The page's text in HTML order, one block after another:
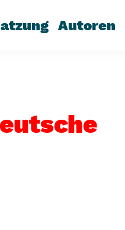
Autoren